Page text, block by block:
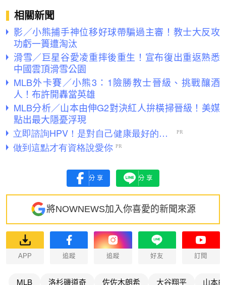
相關新聞
影／小熊捕手神位移好球帶騙過主審！教士大反攻
功虧一簣遭淘汰
滑雪／巨星谷愛凌重摔後重生！宣布復出重返熟悉
中國雲頂滑雪公園
MLB外卡賽／小熊3：1險勝教士晉級、挑戰釀酒
人！布許開轟當英雄
MLB分析／山本由伸G2對決紅人拚橫掃晉級！美媒
點出最大隱憂浮現
分享 分享
將NOWNEWS加入你喜愛的新聞來源
APP 追蹤 追蹤 好友 訂閱
MLB 洛杉磯道奇 佐佐木朗希 大谷翔平 山本